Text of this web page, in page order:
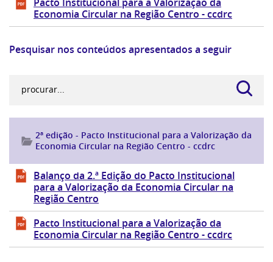
Economia Circular na Região Centro - ccdrc
Pesquisar nos conteúdos apresentados a seguir
2ª edição - Pacto Institucional para a Valorização da
Economia Circular na Região Centro - ccdrc
Balanço da 2.ª Edição do Pacto Institucional
para a Valorização da Economia Circular na
Região Centro
Pacto Institucional para a Valorização da
Economia Circular na Região Centro - ccdrc